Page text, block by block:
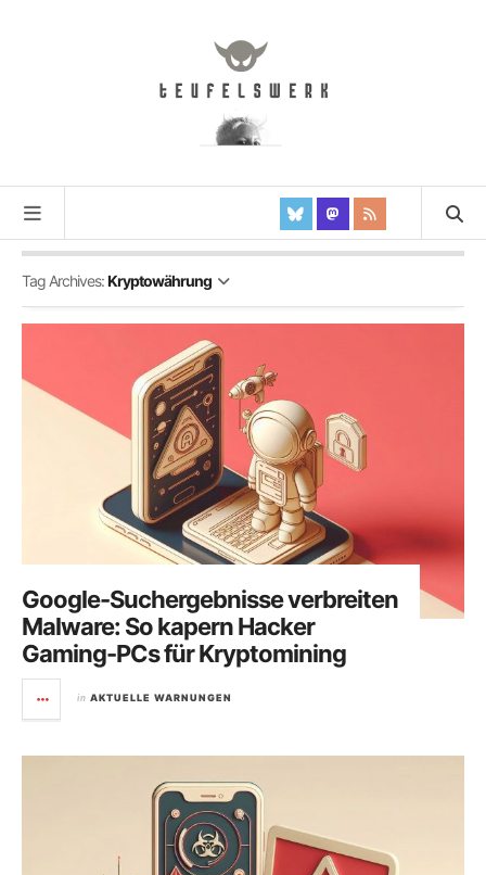
Tag Archives:Kryptowährung
Google-Suchergebnisse verbreiten
Malware: So kapern Hacker
Gaming-PCs für Kryptomining
in AKTUELLE WARNUNGEN